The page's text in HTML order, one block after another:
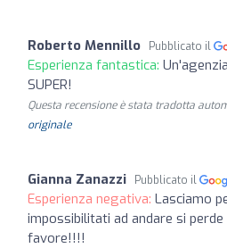
Roberto Mennillo Pubblicato il
Esperienza fantastica:
SUPER!
Questa recensione è stata tradotta
originale
Gianna Zanazzi Pubblicato il
Esperienza negativa: Lasciamo
impossibilitati ad andare si
favore!!!!